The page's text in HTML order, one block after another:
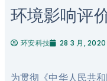
环境影响评
环安科技 28 3 月, 2020
为贯彻《中华人民共